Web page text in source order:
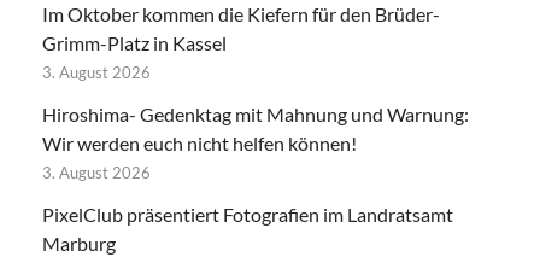
Im Oktober kommen die Kiefern für den Brüder-
Grimm-Platz in Kassel
3. August 2026
Hiroshima- Gedenktag mit Mahnung und Warnung:
Wir werden euch nicht helfen können!
3. August 2026
PixelClub präsentiert Fotografien im Landratsamt
Marburg